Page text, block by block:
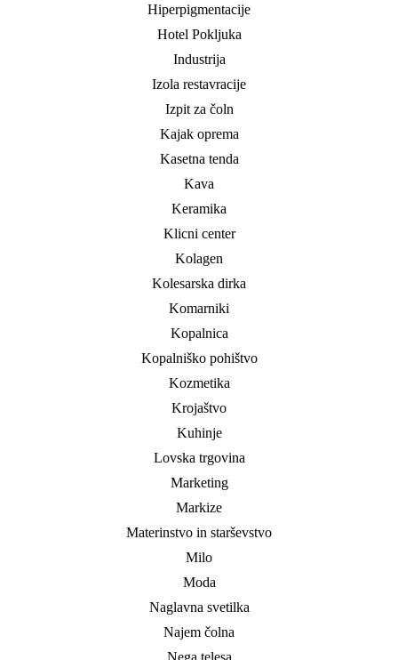
Hiperpigmentacije
Hotel Pokljuka
Industrija
Izola restavracije
Izpit za čoln
Kajak oprema
Kasetna tenda
Kava
Keramika
Klicni center
Kolagen
Kolesarska dirka
Komarniki
Kopalnica
Kopalniško pohištvo
Kozmetika
Krojaštvo
Kuhinje
Lovska trgovina
Marketing
Markize
Materinstvo in starševstvo
Milo
Moda
Naglavna svetilka
Najem čolna
Nega telesa